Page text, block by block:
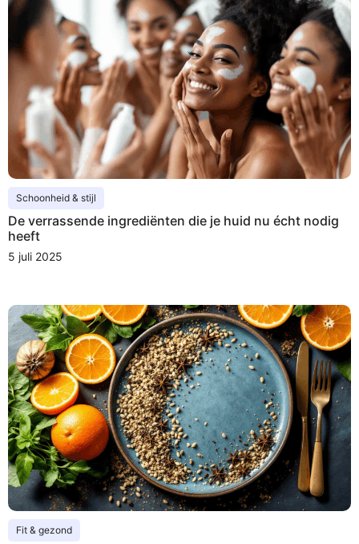
Schoonheid & stijl
De verrassende ingrediënten die je huid nu écht nodig
heeft
5 juli 2025
Fit & gezond